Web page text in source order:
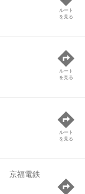
ルート
を見る
ルート
を見る
ルート
を見る
京福電鉄